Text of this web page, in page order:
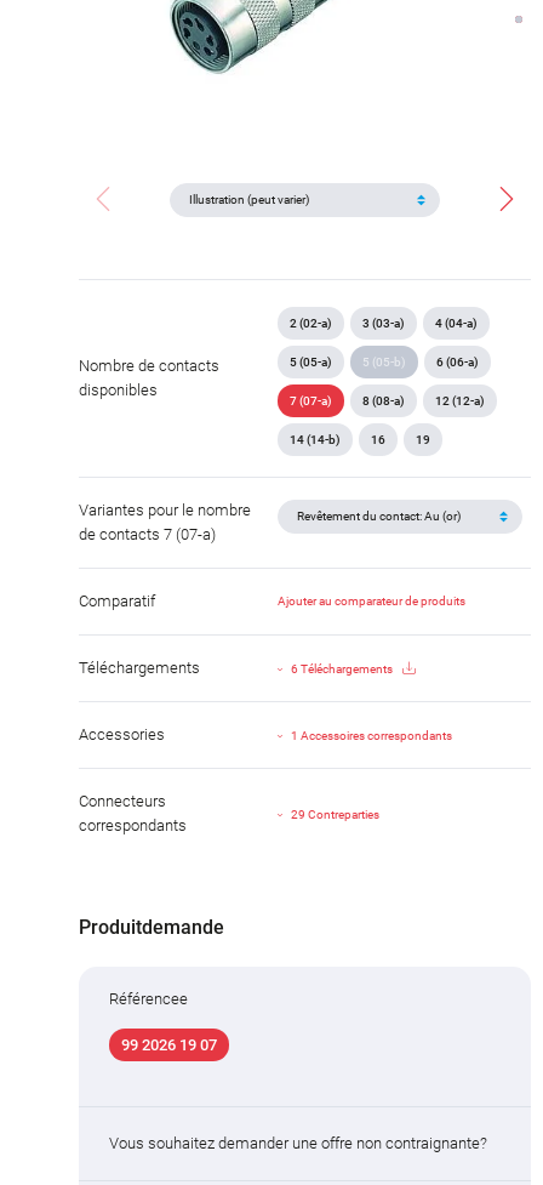
Nombre de contacts
disponibles
2 (02-a) 3 (03-a) 4 (04-a)
5 (05-a) 5 (05-b) 6 (06-a)
7 (07-a) 8 (08-a) 12 (12-a)
14 (14-b) 16 19
Variantes pour le nombre
de contacts 7 (07-a)
Comparatif Ajouter au comparateur de produits
Téléchargements 6 Téléchargements
Accessories 1 Accessoires correspondants
Connecteurs
correspondants
29 Contreparties
Produitdemande
Référencee
99 2026 19 07
Vous souhaitez demander une offre non contraignante?